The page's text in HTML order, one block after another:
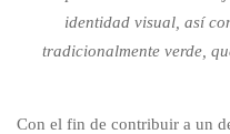
identidad visual, así
tradicionalmente verde,
Con el fin de contribuir a un